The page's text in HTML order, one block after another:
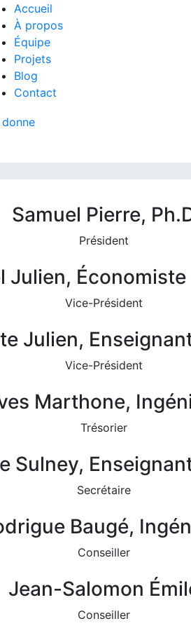
Accueil
À propos
Équipe
Projets
Blog
Contact
Samuel Pierre,
Président
Julien,
Vice-Président
Julien,
Vice-Président
Marthone,
Trésorier
Sulney,
Secrétaire
Baugé,
Conseiller
Jean-Salomon
Conseiller